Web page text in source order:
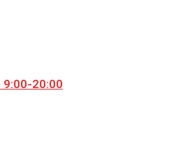
20:00